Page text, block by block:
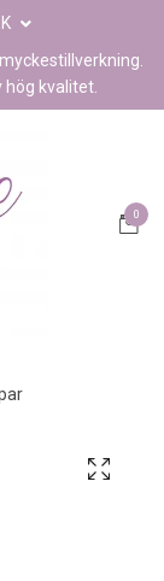
kvalitet.
0